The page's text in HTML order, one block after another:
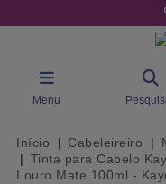
Menu
Início Cabeleireiro
Tinta para Cabelo
Louro Mate 100ml -